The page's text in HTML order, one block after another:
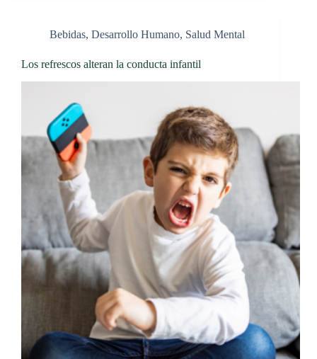
Bebidas, Desarrollo Humano, Salud Mental
Los refrescos alteran la conducta infantil